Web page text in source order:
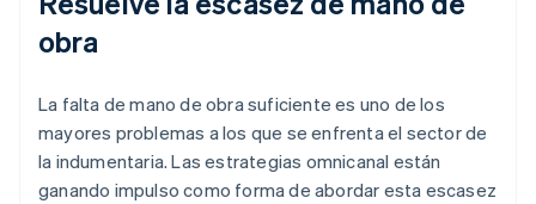
obra
La falta de mano de obra suficiente es uno de los
mayores problemas a los que se enfrenta el sector de
la indumentaria. Las estrategias omnicanal están
ganando impulso como forma de abordar esta escasez